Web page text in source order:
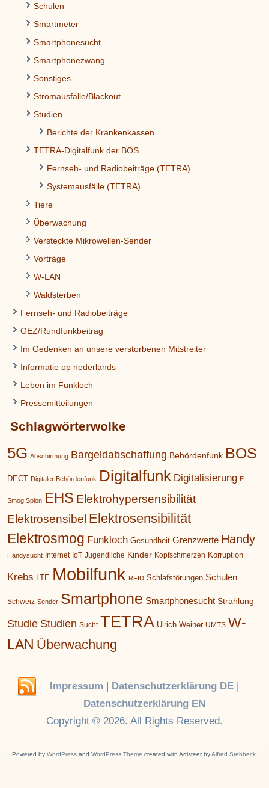
Schulen
Smartmeter
Smartphonesucht
Smartphonezwang
Sonstiges
Stromausfälle/Blackout
Studien
Berichte der Krankenkassen
TETRA-Digitalfunk der BOS
Fernseh- und Radiobeiträge (TETRA)
Systemausfälle (TETRA)
Tiere
Überwachung
Versteckte Mikrowellen-Sender
Vorträge
W-LAN
Waldsterben
Fernseh- und Radiobeiträge
GEZ/Rundfunkbeitrag
Im Gedenken an unsere verstorbenen Mitstreiter
Informatie op nederlands
Leben im Funkloch
Pressemitteilungen
Schlagwörterwolke
5G Abschirmung Bargeldabschaffung Behördenfunk BOS
DECT Digitaler Behördenfunk Digitalfunk Digitalisierung E-
Smog Spion EHS Elektrohypersensibilität
Elektrosensibel Elektrosensibilität
Elektrosmog Funkloch Gesundheit Grenzwerte Handy
Handysucht Internet IoT Jugendliche Kinder Kopfschmerzen Korruption
Krebs LTE Mobilfunk RFID Schlafstörungen Schulen
Schweiz Sender Smartphone Smartphonesucht Strahlung
Studie Studien Sucht TETRA Ulrich Weiner UMTS W-
LAN Überwachung
Impressum Datenschutzerklärung DE|
Datenschutzerklärung EN
Copyright © 2026. All Rights Reserved.
Powered by WordPressand WordPress Theme created with Artisteer byAlfred Stehbeck.